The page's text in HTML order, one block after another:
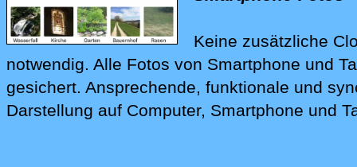
Keine zusätzliche
notwendig. Alle Fotos von Smartphone und
gesichert. Ansprechende, funktionale und
Darstellung auf Computer, Smartphone und